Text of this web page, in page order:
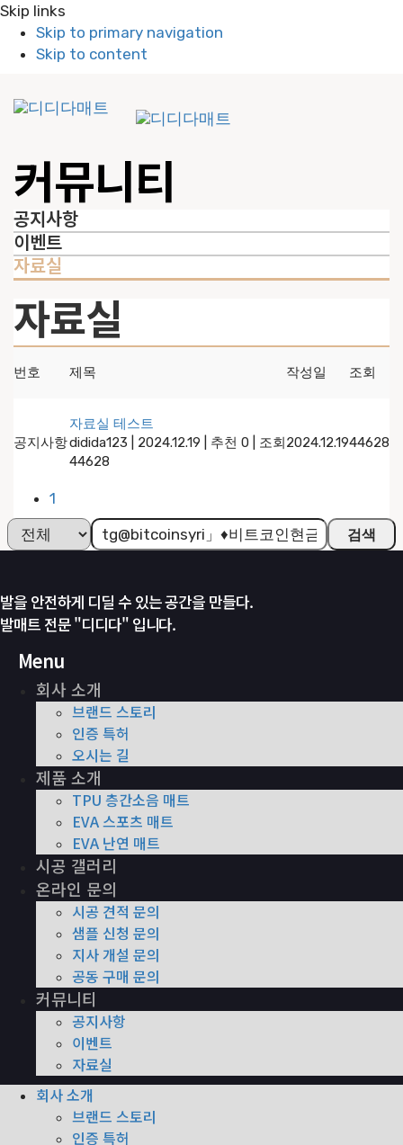
Skip links
Skip to primary navigation
Skip to content
커뮤니티
공지사항
이벤트
자료실
자료실
번호 제목 작성일 조회
공지사항
자료실 테스트
didida123
2024.12.19 추천 0
조회
44628
2024.12.1944628
1
검색
발을 안전하게 디딜 수 있는 공간을 만들다.
발매트 전문 "디디다" 입니다.
Menu
회사 소개
브랜드 스토리
인증 특허
오시는 길
제품 소개
TPU 층간소음 매트
EVA 스포츠 매트
EVA 난연 매트
시공 갤러리
온라인 문의
시공 견적 문의
샘플 신청 문의
지사 개설 문의
공동 구매 문의
커뮤니티
공지사항
이벤트
자료실
회사 소개
브랜드 스토리
인증 특허